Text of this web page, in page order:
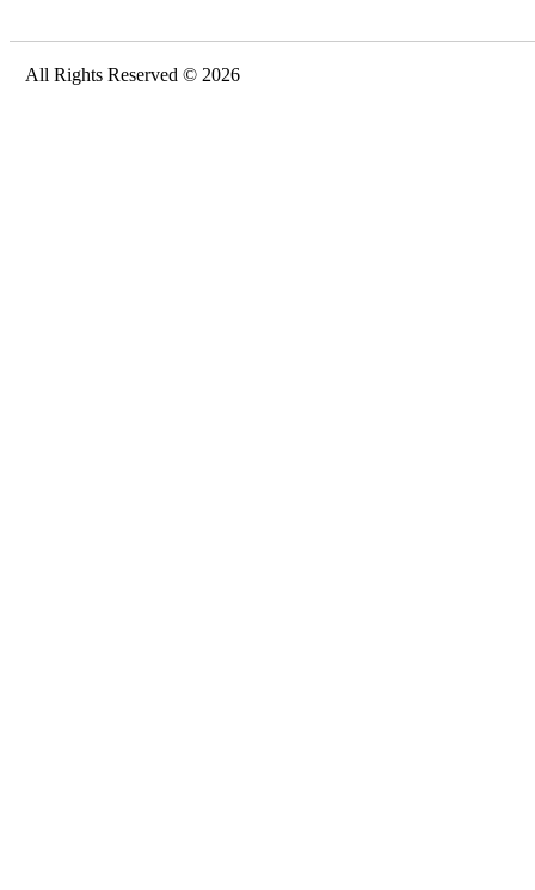
All Rights Reserved © 2026